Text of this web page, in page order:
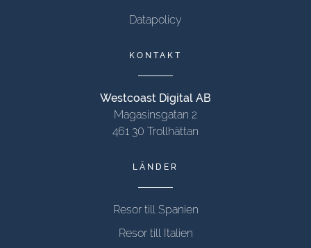
Datapolicy
KONTAKT
Westcoast Digital AB
Magasinsgatan 2
461 30 Trollhättan
LÄNDER
Resor till Spanien
Resor till Italien